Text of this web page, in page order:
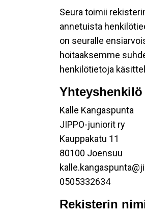
Seura toimii
annetuista
on seuralle
hoitaaksemme
henkilötietoja
Kalle Kangaspunta
JIPPO-juniorit ry
Kauppakatu 11
80100 Joensuu
0505332634
Rekisterin